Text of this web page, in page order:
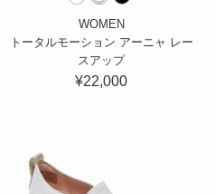
WOMEN
トータルモーション アーニャ レー
スアップ
¥22,000